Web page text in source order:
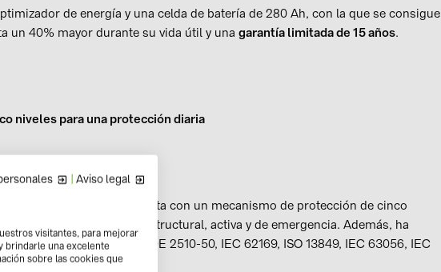
de energía y una celda de batería de 280 Ah, con la que se consigue
un 40% mayor durante su vida útil y una garantía limitada de 15 años.
niveles para una protección diaria
Huawei Luna S1 cuenta con un mecanismo de protección de cinco
nivel de celda, eléctrica, estructural, activa y de emergencia. Además, ha
de seguridad como VDE 2510-50, IEC 62169, ISO 13849, IEC 63056, IEC
| Aviso legal
visitantes, para mejorar
brindarle una excelente
sobre las cookies que